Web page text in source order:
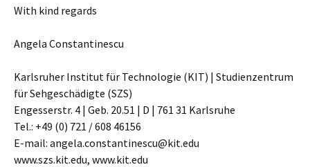
With kind regards
Angela Constantinescu
Karlsruher Institut für Technologie (KIT) | Studienzentrum
für Sehgeschädigte (SZS)
Engesserstr. 4 | Geb. 20.51 | D | 761 31 Karlsruhe
Tel.: +49 (0) 721 / 608 46156
E-mail: angela.constantinescu@kit.edu
www.szs.kit.edu, www.kit.edu